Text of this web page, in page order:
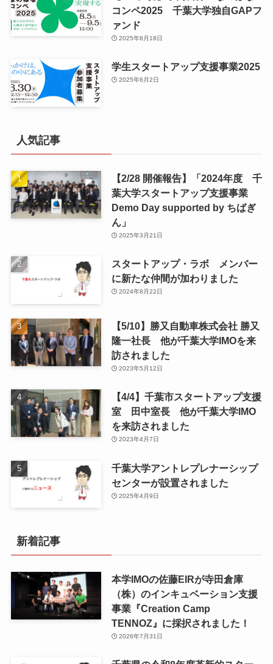
コンペ2025 千葉大学独自GAPフ
ァンド
2025年8月18日
学生スタートアップ支援事業2025
2025年6月2日
人気記事
【2/28 開催報告】「2024年度 千
葉大学スタートアップ支援事業
Demo Day supported by ちばぎ
ん」
2025年3月21日
スタートアップ・ラボ メンバー
に新たな仲間が加わりました
2024年8月22日
【5/10】勝又自動車株式会社 勝又
隆一社長 他が千葉大学IMOを来
訪されました
2023年5月12日
【4/4】千葉市スタートアップ支援
室 田中室長 他が千葉大学IMO
を来訪されました
2023年4月7日
千葉大学アントレプレナーシップ
センターが設置されました
2025年4月9日
新着記事
本学IMOの佐藤EIRが寺田倉庫
（株）のインキュベーション支援
事業『Creation Camp
TENNOZ』に採択されました！
2026年7月31日